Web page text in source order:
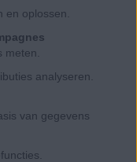
en oplossen.
meten.
analyseren.
van gegevens